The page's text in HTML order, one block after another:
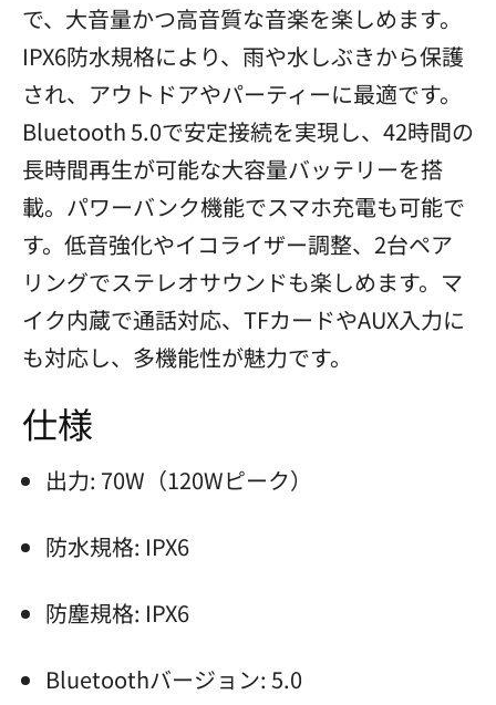
で、大音量かつ高音質な音楽を楽しめます。
IPX6防水規格により、雨や水しぶきから保護
され、アウトドアやパーティーに最適です。
Bluetooth 5.0で安定接続を実現し、42時間の
長時間再生が可能な大容量バッテリーを搭
載。パワーバンク機能でスマホ充電も可能で
す。低音強化やイコライザー調整、2台ペア
リングでステレオサウンドも楽しめます。マ
イク内蔵で通話対応、TFカードやAUX入力に
も対応し、多機能性が魅力です。
仕様
出力: 70W（120Wピーク）
防水規格: IPX6
防塵規格: IPX6
Bluetoothバージョン: 5.0